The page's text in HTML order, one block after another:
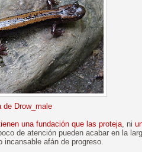
de Drow_male
una fundación que las proteja, ni
de atención pueden acabar en la
incansable afán de progreso.